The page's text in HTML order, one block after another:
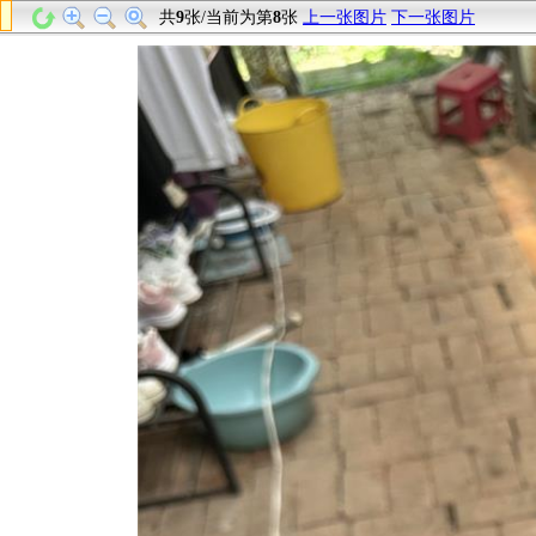
共9张/当前为第8张 上一张图片 下一张图片